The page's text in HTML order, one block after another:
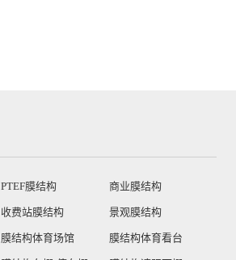
PTEF膜结构 商业膜结构
收费站膜结构 景观膜结构
膜结构体育场馆 膜结构体育看台